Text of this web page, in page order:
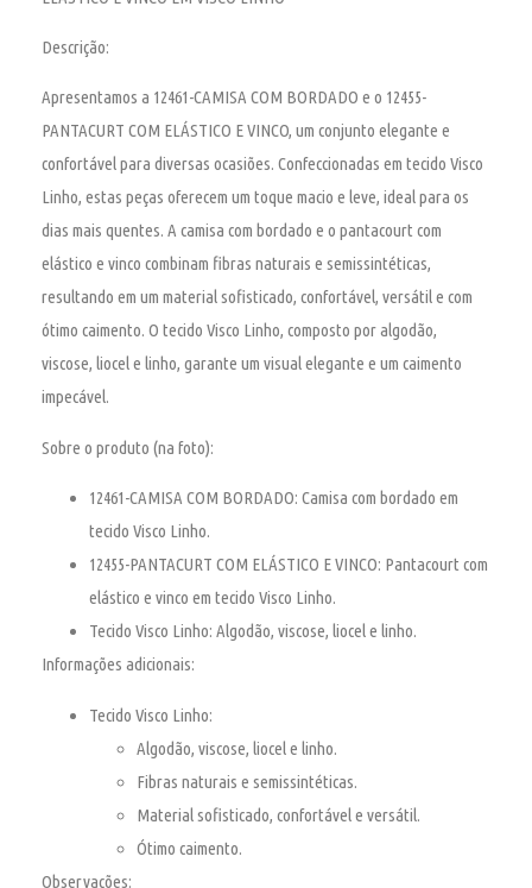
Descrição:
Apresentamos a 12461-CAMISA COM BORDADO e o 12455-
PANTACURT COM ELÁSTICO E VINCO, um conjunto elegante e
confortável para diversas ocasiões. Confeccionadas em tecido Visco
Linho, estas peças oferecem um toque macio e leve, ideal para os
dias mais quentes. A camisa com bordado e o pantacourt com
elástico e vinco combinam fibras naturais e semissintéticas,
resultando em um material sofisticado, confortável, versátil e com
ótimo caimento. O tecido Visco Linho, composto por algodão,
viscose, liocel e linho, garante um visual elegante e um caimento
impecável.
Sobre o produto (na foto):
12461-CAMISA COM BORDADO: Camisa com bordado em
tecido Visco Linho.
12455-PANTACURT COM ELÁSTICO E VINCO: Pantacourt com
elástico e vinco em tecido Visco Linho.
Tecido Visco Linho: Algodão, viscose, liocel e linho.
Informações adicionais:
Tecido Visco Linho:
Algodão, viscose, liocel e linho.
Fibras naturais e semissintéticas.
Material sofisticado, confortável e versátil.
Ótimo caimento.
Observações: